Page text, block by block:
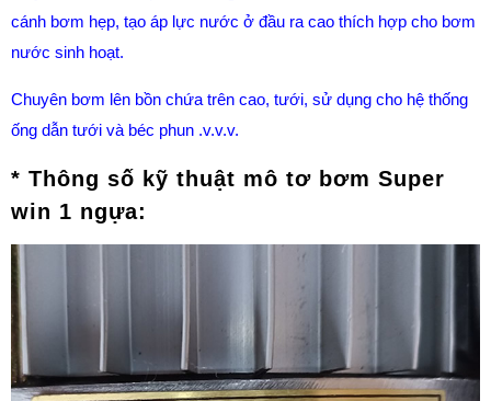
cánh bơm hẹp, tạo áp lực nước ở đầu ra cao thích hợp cho bơm
nước sinh hoạt.
Chuyên bơm lên bồn chứa trên cao, tưới, sử dụng cho hệ thống
ống dẫn tưới và béc phun .v.v.v.
* Thông số kỹ thuật mô tơ bơm Super
win 1 ngựa: